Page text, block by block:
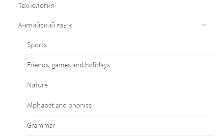
Технология
Английский язык
Sports
Friends, games and holidays
Nature
Alphabet and phonics
Grammar